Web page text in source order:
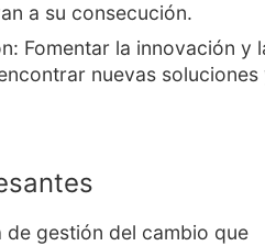
a su consecución.
Fomentar la innovación y
nuevas soluciones
gestión del cambio que